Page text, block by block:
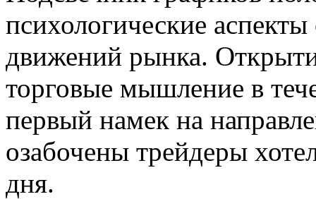
психологические
движений рынка.
торговые мышление в
первый намек на
озабочены трейдеры
дня.